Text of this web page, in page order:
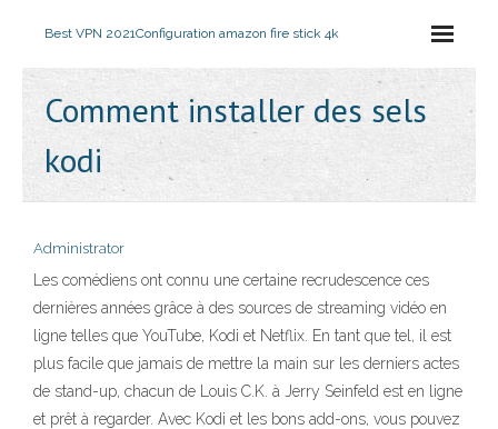
Best VPN 2021Configuration amazon fire stick 4k
Comment installer des sels
kodi
Administrator
Les comédiens ont connu une certaine recrudescence ces
dernières années grâce à des sources de streaming vidéo en
ligne telles que YouTube, Kodi et Netflix. En tant que tel, il est
plus facile que jamais de mettre la main sur les derniers actes
de stand-up, chacun de Louis C.K. à Jerry Seinfeld est en ligne
et prêt à regarder. Avec Kodi et les bons add-ons, vous pouvez